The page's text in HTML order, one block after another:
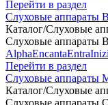
Перейти в раздел
Слуховые аппараты
Каталог/Слуховые
Слуховые аппараты
AlphaEncantaEntra
Перейти в раздел
Слуховые аппараты
Каталог/Слуховые
Слуховые аппараты